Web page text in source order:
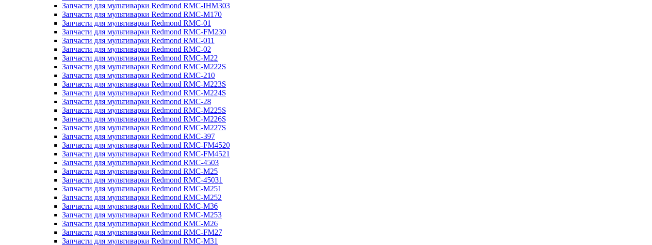
Запчасти для мультиварки Redmond RMC-IHM303
Запчасти для мультиварки Redmond RMC-M170
Запчасти для мультиварки Redmond RMC-01
Запчасти для мультиварки Redmond RMC-FM230
Запчасти для мультиварки Redmond RMC-011
Запчасти для мультиварки Redmond RMC-02
Запчасти для мультиварки Redmond RMC-M22
Запчасти для мультиварки Redmond RMC-M222S
Запчасти для мультиварки Redmond RMC-210
Запчасти для мультиварки Redmond RMC-M223S
Запчасти для мультиварки Redmond RMC-M224S
Запчасти для мультиварки Redmond RMC-28
Запчасти для мультиварки Redmond RMC-M225S
Запчасти для мультиварки Redmond RMC-M226S
Запчасти для мультиварки Redmond RMC-M227S
Запчасти для мультиварки Redmond RMC-397
Запчасти для мультиварки Redmond RMC-FM4520
Запчасти для мультиварки Redmond RMC-FM4521
Запчасти для мультиварки Redmond RMC-4503
Запчасти для мультиварки Redmond RMC-M25
Запчасти для мультиварки Redmond RMC-45031
Запчасти для мультиварки Redmond RMC-M251
Запчасти для мультиварки Redmond RMC-M252
Запчасти для мультиварки Redmond RMC-M36
Запчасти для мультиварки Redmond RMC-M253
Запчасти для мультиварки Redmond RMC-M26
Запчасти для мультиварки Redmond RMC-FM27
Запчасти для мультиварки Redmond RMC-M31